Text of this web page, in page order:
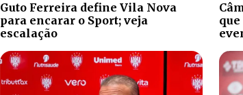
Guto Ferreira define Vila Nova
para encarar o Sport; veja
escalação